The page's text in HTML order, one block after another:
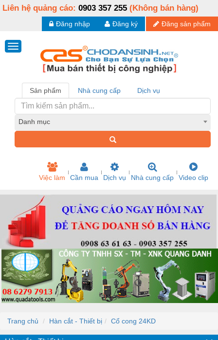
Liên hệ quảng cáo: 0903 357 255 (Không bán hàng)
Đăng sản phẩm
Đăng ký
Đăng nhập
Sản phẩm Nhà cung cấp Dịch vụ
Danh mục
Việc làm Cần mua Dịch vụ Nhà cung cấp Video clip
Trang chủ Hàn cắt - Thiết bị Cổ cong 24KD